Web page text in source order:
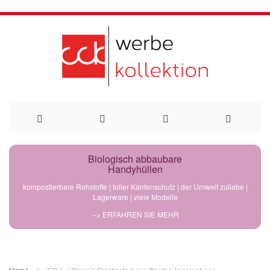
Direkt
Biologisch abbaubare
Handyhüllen
kompostierbare Rohstoffe | toller Kantenschutz | der Umwelt zuliebe |
Lagerware | viele Modelle
--> ERFAHREN SIE MEHR